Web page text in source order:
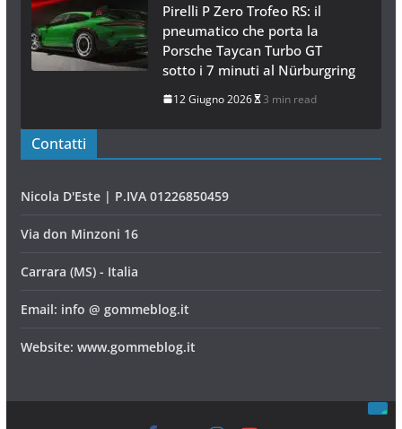
Pirelli P Zero Trofeo RS: il
pneumatico che porta la
Porsche Taycan Turbo GT
sotto i 7 minuti al Nürburgring
12 Giugno 2026 3 min read
Contatti
Nicola D'Este | P.IVA 01226850459
Via don Minzoni 16
Carrara (MS) - Italia
Email: info @ gommeblog.it
Website: www.gommeblog.it